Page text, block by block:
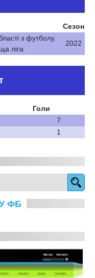
Сезон
з футболу.
ліга
2022
Голи
7
1
ФБ